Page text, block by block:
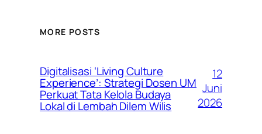
MORE POSTS
Digitalisasi ‘Living Culture
Experience’: Strategi Dosen UM
Perkuat Tata Kelola Budaya
Lokal di Lembah Dilem Wilis
12
Juni
2026